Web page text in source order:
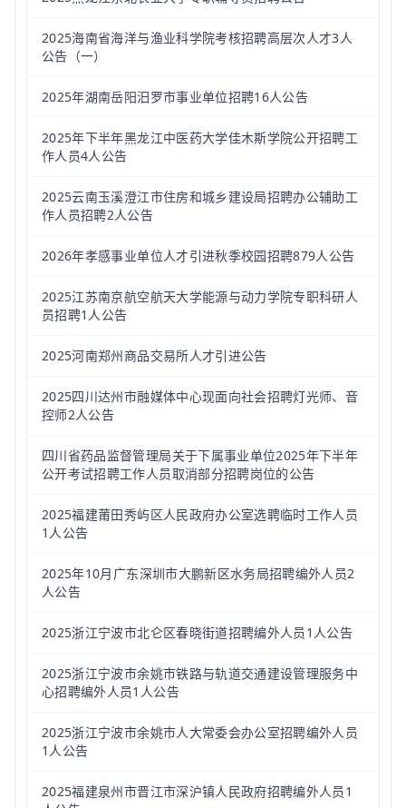
2025海南省海洋与渔业科学院考核招聘高层次人才3人
公告（一）
2025年湖南岳阳汨罗市事业单位招聘16人公告
2025年下半年黑龙江中医药大学佳木斯学院公开招聘工
作人员4人公告
2025云南玉溪澄江市住房和城乡建设局招聘办公辅助工
作人员招聘2人公告
2026年孝感事业单位人才引进秋季校园招聘879人公告
2025江苏南京航空航天大学能源与动力学院专职科研人
员招聘1人公告
2025河南郑州商品交易所人才引进公告
2025四川达州市融媒体中心现面向社会招聘灯光师、音
控师2人公告
四川省药品监督管理局关于下属事业单位2025年下半年
公开考试招聘工作人员取消部分招聘岗位的公告
2025福建莆田秀屿区人民政府办公室选聘临时工作人员
1人公告
2025年10月广东深圳市大鹏新区水务局招聘编外人员2
人公告
2025浙江宁波市北仑区春晓街道招聘编外人员1人公告
2025浙江宁波市余姚市铁路与轨道交通建设管理服务中
心招聘编外人员1人公告
2025浙江宁波市余姚市人大常委会办公室招聘编外人员
1人公告
2025福建泉州市晋江市深沪镇人民政府招聘编外人员1